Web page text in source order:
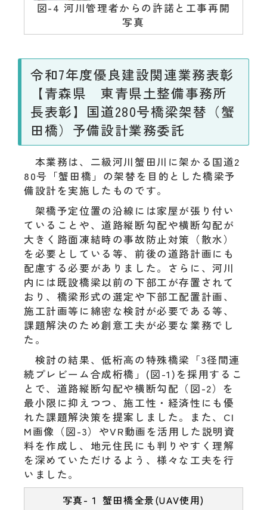
図-4 河川管理者からの許諾と工事再開
写真
令和7年度優良建設関連業務表彰
【青森県 東青県土整備事務所
長表彰】国道280号橋梁架替（蟹
田橋）予備設計業務委託
本業務は、二級河川蟹田川に架かる国道2
80号「蟹田橋」の架替を目的とした橋梁予
備設計を実施したものです。
架橋予定位置の沿線には家屋が張り付い
ていることや、道路縦断勾配や横断勾配が
大きく路面凍結時の事故防止対策（散水）
を必要としている等、前後の道路計画にも
配慮する必要がありました。さらに、河川
内には既設橋梁以前の下部工が存置されて
おり、橋梁形式の選定や下部工配置計画、
施工計画等に綿密な検討が必要である等、
課題解決のため創意工夫が必要な業務でし
た。
検討の結果、低桁高の特殊橋梁「3径間連
続プレビーム合成桁橋」(図-1)を採用するこ
とで、道路縦断勾配や横断勾配（図-2）を
最小限に抑えつつ、施工性・経済性にも優
れた課題解決策を提案しました。また、CI
M画像（図-3）やVR動画を活用した説明資
料を作成し、地元住民にも判りやすく理解
を深めていただけるよう、様々な工夫を行
いました。
写真-１ 蟹田橋全景(UAV使用)